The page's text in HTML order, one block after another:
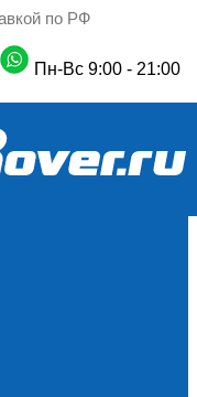
по РФ
Пн-Вс 9:00 - 21:00